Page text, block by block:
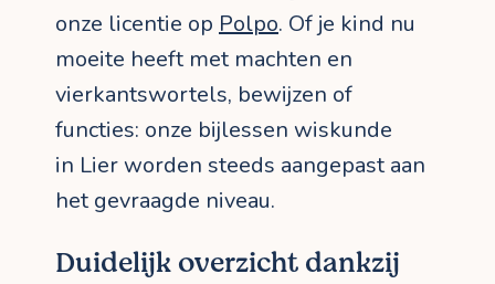
onze licentie op Polpo. Of je kind nu
moeite heeft met machten en
vierkantswortels, bewijzen of
functies: onze bijlessen wiskunde
in Lier worden steeds aangepast aan
het gevraagde niveau.
Duidelijk overzicht dankzij